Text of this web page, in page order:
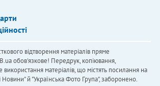
відтворення матеріалів пряме
обов'язкове! Передрук, копіювання,
використання матеріалів, що містять посилання на
Новини" й "Українська Фото Група", заборонено.